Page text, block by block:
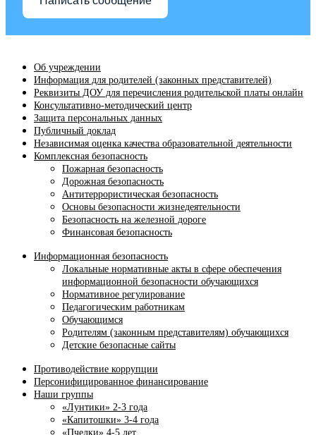
Об учреждении
Информация для родителей (законных представителей)
Реквизиты ДОУ для перечисления родительской платы онлайн
Консультативно-методический центр
Защита персональных данных
Публичный доклад
Независимая оценка качества образовательной деятельности
Комплексная безопасность
Пожарная безопасность
Дорожная безопасность
Антитеррористическая безопасность
Основы безопасности жизнедеятельности
Безопасность на железной дороге
Финансовая безопасность
Информационная безопасность
Локальные нормативные акты в сфере обеспечения
информационной безопасности обучающихся
Нормативное регулирование
Педагогическим работникам
Обучающимся
Родителям (законным представителям) обучающихся
Детские безопасные сайты
Противодействие коррупции
Персонифицированное финансирование
Наши группы
«Лунтики» 2-3 года
«Капитошки» 3-4 года
«Пчелки» 4-5 лет